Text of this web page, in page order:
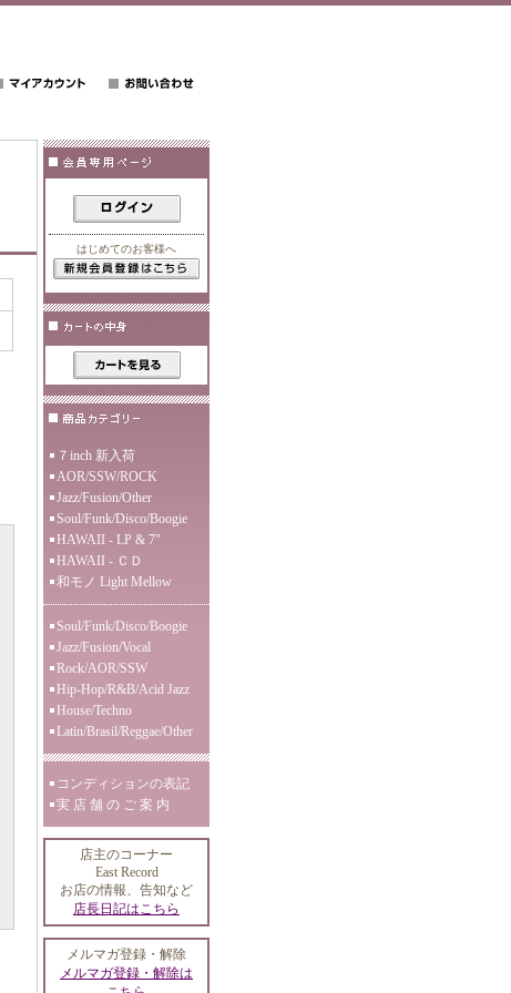
はじめてのお客様へ
７inch 新入荷
AOR/SSW/ROCK
Jazz/Fusion/Other
Soul/Funk/Disco/Boogie
HAWAII - LP & 7"
HAWAII - ＣＤ
和モノ Light Mellow
Soul/Funk/Disco/Boogie
Jazz/Fusion/Vocal
Rock/AOR/SSW
Hip-Hop/R&B/Acid Jazz
House/Techno
Latin/Brasil/Reggae/Other
コンディションの表記
実 店 舗 の ご 案 内
店主のコーナー
East Record
お店の情報、告知など
店長日記はこちら
メルマガ登録・解除
メルマガ登録・解除は